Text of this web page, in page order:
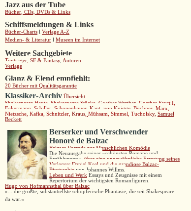
Jazz aus der Tube
Bücher, CDs, DVDs & Links
Schiffsmeldungen & Links
Bücher-Charts l Verlage A-Z
Medien- & Literatur l Museen im Internet
Weitere Sachgebiete
Tonträger SF & Fantasy Autoren
Verlage
Glanz & Elend empfiehlt:
20 Bücher mit Qualitätsgarantie
Klassiker-Archiv Übersicht
Shakespeare Heute Shakespeare Stücke Goethes Werther, Goethes Faust I,
Eckermann,
Schiller, Schopenhauer, Kant, von Knigge, Büchner, Marx
Nietzsche, Kafka, Schnitzler Kraus Mühsam Simmel Tucholsky Samuel
Beckett
Berserker und Verschwender
Honoré de Balzac
Balzacs Vorrede zur Menschlichen Komödie
Die Neuausgabe seiner »schönsten Romane und
Erzählungen«
über eine ungewöhnliche Erregung seines
Verlegers Daniel Keel und die grandiose Balzac-
Biographie von Johannes Willms.
Leben und Werk Essays und Zeugnisse mit einem
Repertorium der wichtigsten Romanfiguren.
Hugo von Hofmannsthal über Balzac
»... die größte, substantiellste schöpferische Phantasie, die seit Shakespeare
da war.«